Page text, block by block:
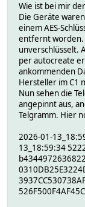
Wie ist bei mir
Die Geräte
einem AES-
entfernt worden.
unverschlüsselt.
per autocreate
ankommenden
Hersteller im C1
Nun sehen die
angepinnt aus,
Telgramm. Hier
2026-01-
13_18:59:34